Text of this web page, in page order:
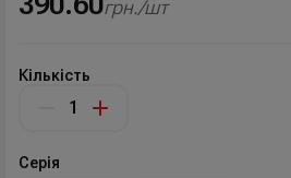
грн./шт
Кількість
Серія